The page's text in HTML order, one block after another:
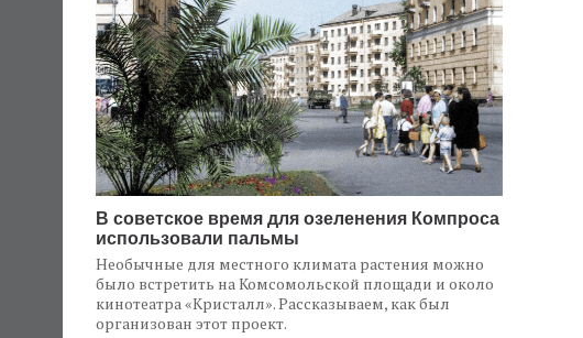
В советское время для озеленения Компроса
использовали пальмы
Необычные для местного климата растения можно
было встретить на Комсомольской площади и около
кинотеатра «Кристалл». Рассказываем, как был
организован этот проект.